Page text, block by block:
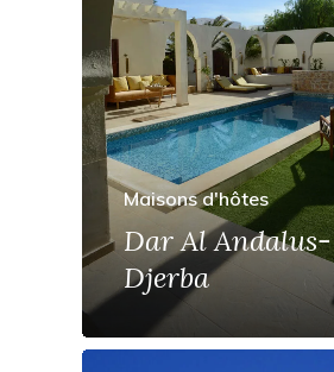
Maisons d'hôtes
Dar Al Andalus-
Djerba